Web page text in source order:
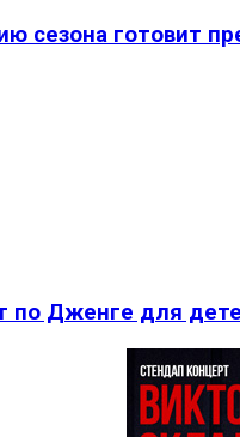
сезона готовит
по Дженге для